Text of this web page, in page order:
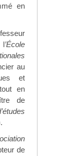
en
l’École
au
et
en
de
de